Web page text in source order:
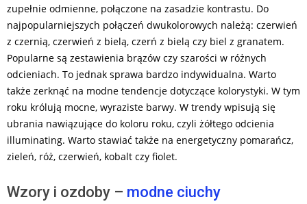
zupełnie odmienne, połączone na zasadzie kontrastu. Do
najpopularniejszych połączeń dwukolorowych należą: czerwień
z czernią, czerwień z bielą, czerń z bielą czy biel z granatem.
Popularne są zestawienia brązów czy szarości w różnych
odcieniach. To jednak sprawa bardzo indywidualna. Warto
także zerknąć na modne tendencje dotyczące kolorystyki. W tym
roku królują mocne, wyraziste barwy. W trendy wpisują się
ubrania nawiązujące do koloru roku, czyli żółtego odcienia
illuminating. Warto stawiać także na energetyczny pomarańcz,
zieleń, róż, czerwień, kobalt czy fiolet.
Wzory i ozdoby – modne ciuchy